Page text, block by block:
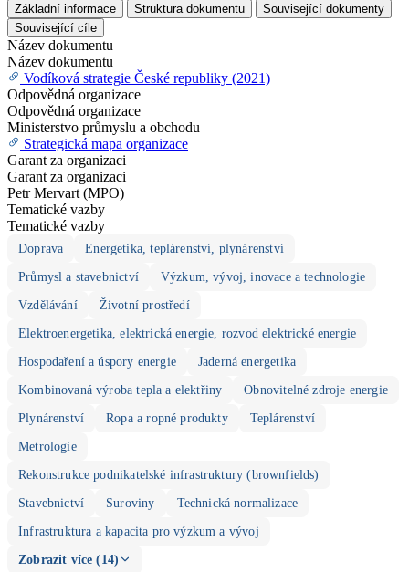
Základní informace Struktura dokumentu
Související dokumenty
Související cíle
Název dokumentu
Název dokumentu
Vodíková strategie České republiky (2021)
Odpovědná organizace
Odpovědná organizace
Ministerstvo průmyslu a obchodu
Strategická mapa organizace
Garant za organizaci
Garant za organizaci
Petr Mervart (MPO)
Tematické vazby
Tematické vazby
Doprava Energetika, teplárenství, plynárenství
Průmysl a stavebnictví Výzkum, vývoj, inovace a technologie
Vzdělávání Životní prostředí
Elektroenergetika, elektrická energie, rozvod elektrické energie
Hospodaření a úspory energie Jaderná energetika
Kombinovaná výroba tepla a elektřiny Obnovitelné zdroje energie
Plynárenství Ropa a ropné produkty Teplárenství
Metrologie
Rekonstrukce podnikatelské infrastruktury (brownfields)
Stavebnictví Suroviny Technická normalizace
Infrastruktura a kapacita pro výzkum a vývoj
Zobrazit více (14)